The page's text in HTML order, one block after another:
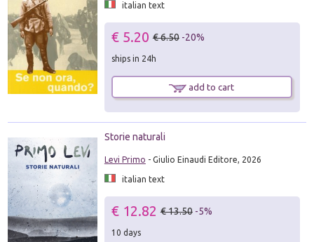
italian text
€ 5.20 € 6.50 -20%
ships in 24h
add to cart
Storie naturali
Levi Primo - Giulio Einaudi Editore, 2026
italian text
€ 12.82 € 13.50 -5%
10 days